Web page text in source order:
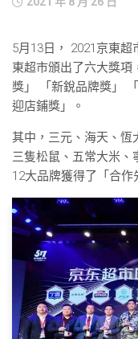
5月13日， 2021京東
東超市頒出了六大獎項
獎」 「新銳品牌獎」
迎店鋪獎」。
其中，三元、海天、恆
三隻松鼠、五常大米、
12大品牌獲得了「合作